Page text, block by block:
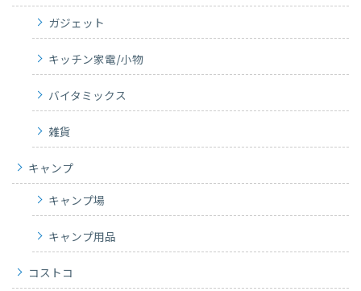
ガジェット
キッチン家電/小物
バイタミックス
雑貨
キャンプ
キャンプ場
キャンプ用品
コストコ